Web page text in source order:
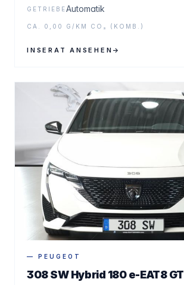
GETRIEBEAutomatik
CA. 0,00 G/KM CO₂ (KOMB.)
INSERAT ANSEHEN →
— PEUGEOT
308 SW Hybrid 180 e-EAT8 GT